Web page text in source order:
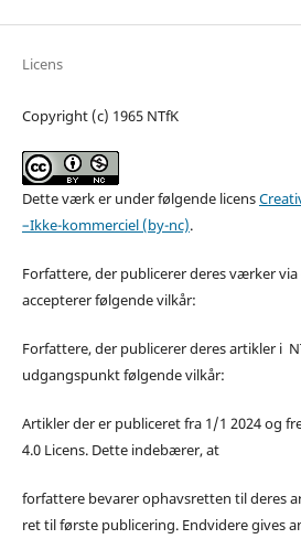
Licens
Copyright (c) 1965 NTfK
Dette værk er under følgende licens
–Ikke-kommerciel (by-nc).
Forfattere, der publicerer deres værker
accepterer følgende vilkår:
Forfattere, der publicerer deres artikler i
udgangspunkt følgende vilkår:
Artikler der er publiceret fra 1/1 2024 og
4.0 Licens. Dette indebærer, at
forfattere bevarer ophavsretten til deres
ret til første publicering. Endvidere gives